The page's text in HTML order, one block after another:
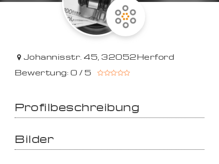
Johannisstr. 45, 32052Herford
Bewertung: 0 / 5
Profilbeschreibung
Bilder